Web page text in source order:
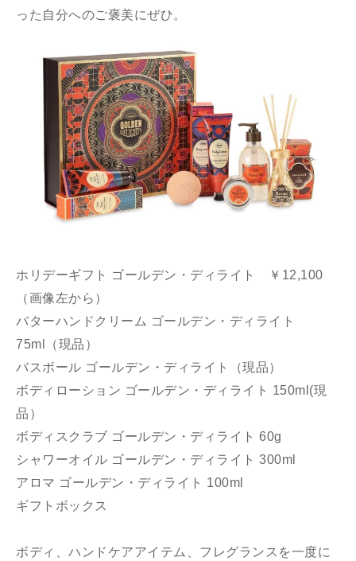
った自分へのご褒美にぜひ。
ホリデーギフト ゴールデン・ディライト ￥12,100
（画像左から）
バターハンドクリーム ゴールデン・ディライト
75ml（現品）
バスボール ゴールデン・ディライト（現品）
ボディローション ゴールデン・ディライト 150ml(現
品）
ボディスクラブ ゴールデン・ディライト 60g
シャワーオイル ゴールデン・ディライト 300ml
アロマ ゴールデン・ディライト 100ml
ギフトボックス
ボディ、ハンドケアアイテム、フレグランスを一度に